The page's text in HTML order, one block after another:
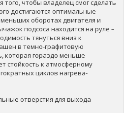
того, чтобы владелец смог сделать
достигаются оптимальные
оборотах двигателя и
подсоса находится на руле –
тянуться вниз к
в темно-графитовую
которая гораздо меньше
стойкость к атмосферному
циклов нагрева-
отверстия для выхода